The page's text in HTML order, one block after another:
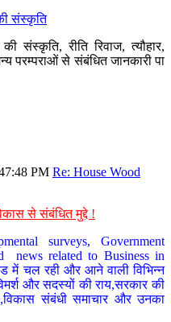
संस्कृति
संस्कृति, रीति रिवाज, त्यौहार,
परम्पराओं से संबंधित जानकारी पा
PM Re: House Wood
से संबंधित मुद्दे !
surveys, Government
news related to Business in
में चल रही और आने वाली विभिन्न
और सदस्यों की राय,सरकार की
संबंधी समाचार और उनका